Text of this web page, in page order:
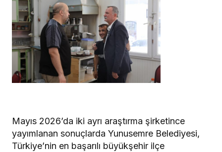
Mayıs 2026’da iki ayrı araştırma şirketince
yayımlanan sonuçlarda Yunusemre Belediyesi,
Türkiye’nin en başarılı büyükşehir ilçe